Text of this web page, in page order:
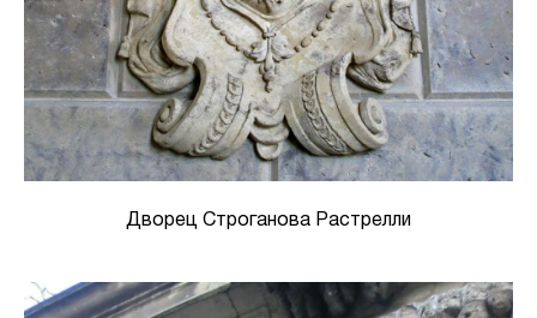
Дворец Строганова Растрелли